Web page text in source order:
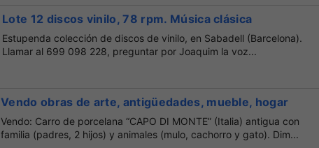
Lote 12 discos vinilo, 78 rpm. Música clásica
Estupenda colección de discos de vinilo, en Sabadell (Barcelona).
Llamar al 699 098 228, preguntar por Joaquim la voz...
Vendo obras de arte, antigüedades, mueble, hogar
Vendo: Carro de porcelana “CAPO DI MONTE” (Italia) antigua con
familia (padres, 2 hijos) y animales (mulo, cachorro y gato). Dim...